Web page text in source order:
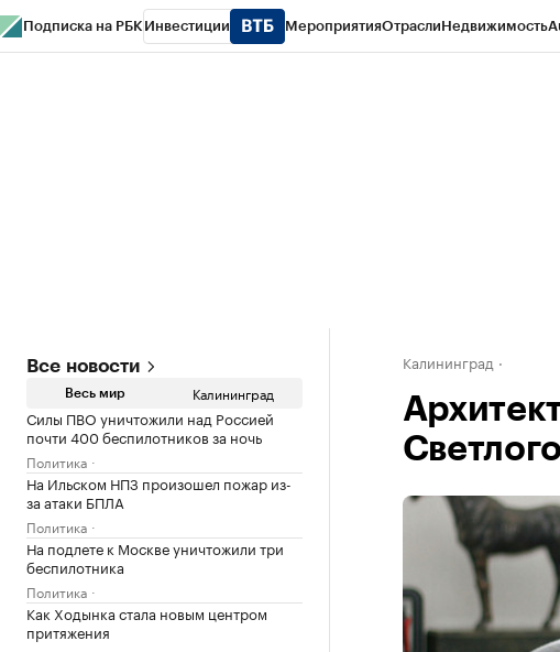
Подписка на РБК Инвестиции МероприятияОтраслиНедвижимость
Все новости
Весь мир Калининград
Силы ПВО уничтожили над Россией
почти 400 беспилотников за ночь
Политика
На Ильском НПЗ произошел пожар из-
за атаки БПЛА
Политика
На подлете к Москве уничтожили три
беспилотника
Политика
Как Ходынка стала новым центром
притяжения
Калининград